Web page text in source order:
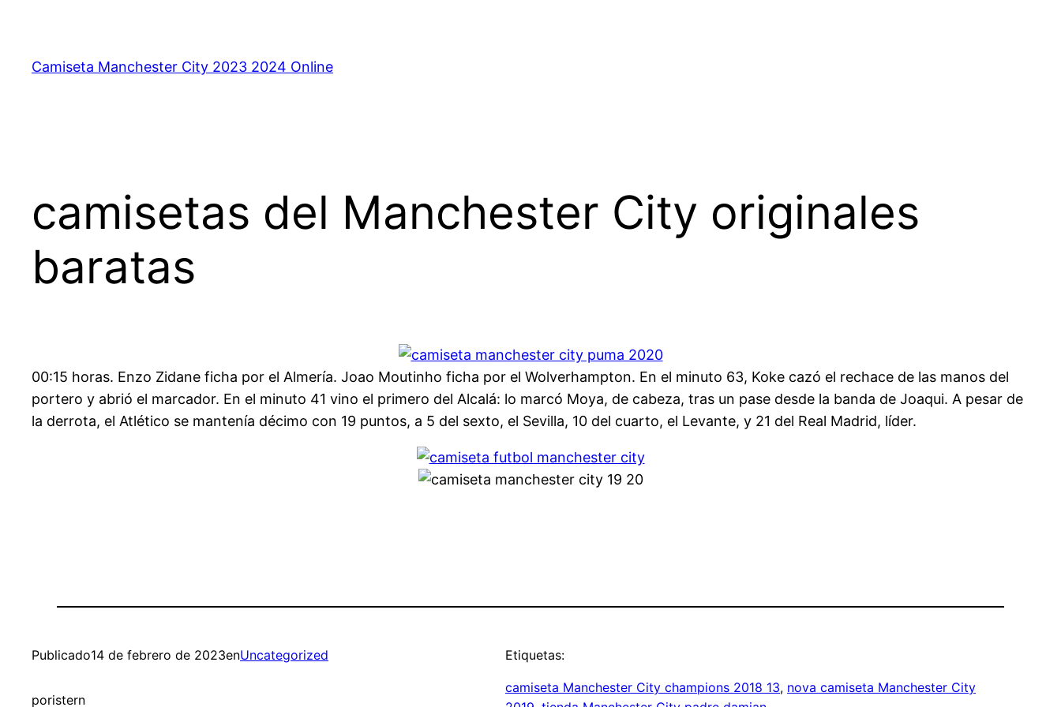
contenido
Camiseta Manchester City 2023 2024 Online
camisetas del Manchester City originales
baratas
00:15 horas. Enzo Zidane ficha por el Almería. Joao Moutinho ficha por el Wolverhampton. En el minuto 63, Koke cazó el rechace de las manos del
portero y abrió el marcador. En el minuto 41 vino el primero del Alcalá: lo marcó Moya, de cabeza, tras un pase desde la banda de Joaqui. A pesar de
la derrota, el Atlético se mantenía décimo con 19 puntos, a 5 del sexto, el Sevilla, 10 del cuarto, el Levante, y 21 del Real Madrid, líder.
Publicado14 de febrero de 2023enUncategorized
poristern
Etiquetas:
camiseta Manchester City champions 2018 13, nova camiseta Manchester City